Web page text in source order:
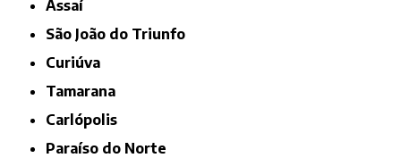
Assaí
São João do Triunfo
Curiúva
Tamarana
Carlópolis
Paraíso do Norte